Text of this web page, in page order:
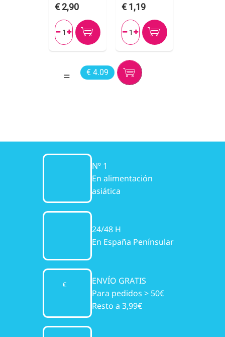
2,90
 
1,19
 
€ 4.09
Nº 1
En alimentación
asiática
24/48 H
En España Penínsular
ENVÍO GRATIS
Para pedidos > 50€
Resto a 3,99€